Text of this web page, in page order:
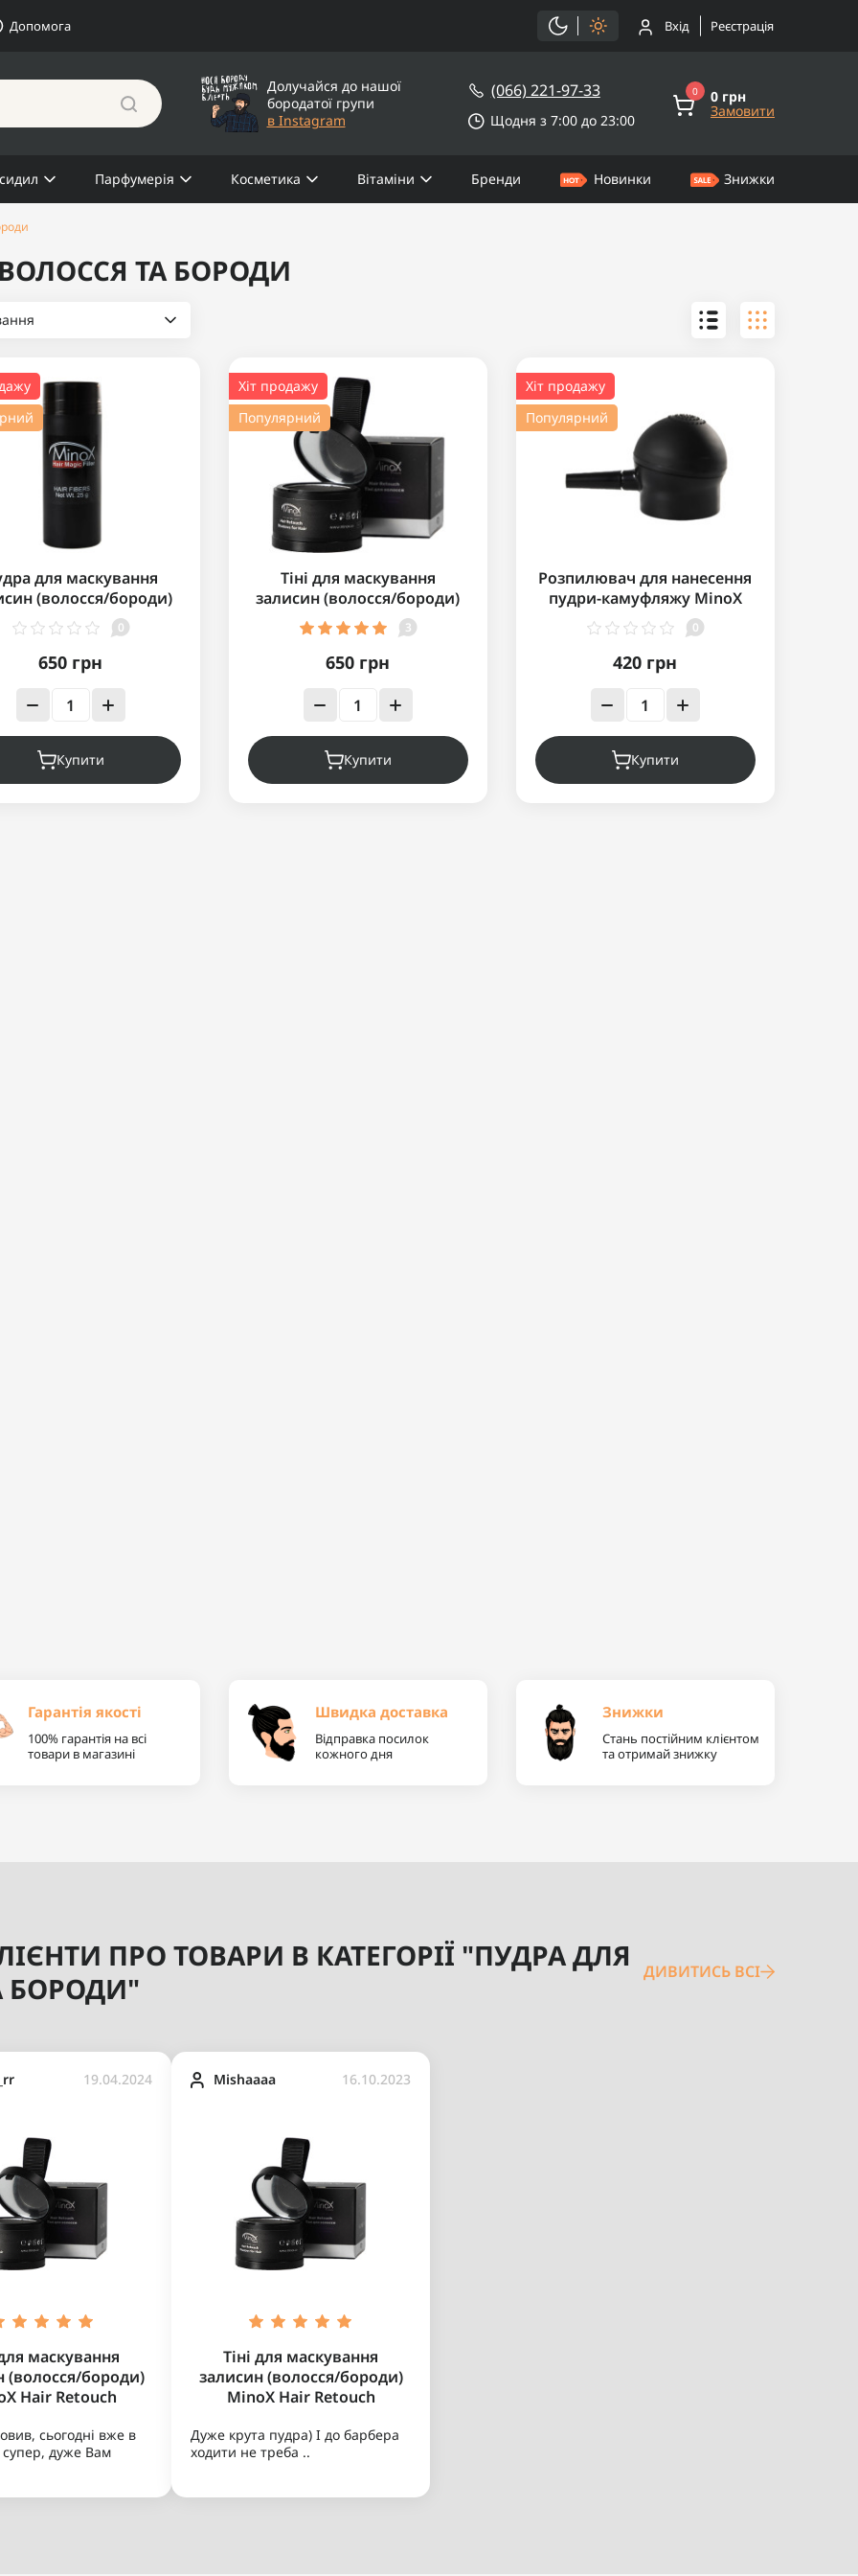
Допомога Вхід Реєстрація
Долучайся до нашої
бородатої групи
в Instagram
(066) 221-97-33
Щодня з 7:00 до 23:00
0 0 грн
Замовити
Парфумерія Косметика Вітаміни Бренди Новинки Знижки
ТА БОРОДИ
для маскування
(волосся/бороди)
Minox Hair Magic 25г
0
650 грн
Купити
Хіт продажу
Популярний
Тіні для маскування
залисин (волосся/бороди)
MinoX Hair Retouch
3
650 грн
Купити
Хіт продажу
Популярний
Розпилювач для нанесення
пудри-камуфляжу MinoX
Hair Magic
0
420 грн
Купити
Гарантія якості
100% гарантія на всі
товари в магазині
Швидка доставка
Відправка посилок
кожного дня
Знижки
Стань постійним клієнтом
та отримай знижку
ПРО ТОВАРИ В КАТЕГОРІЇ "ПУДРА ДЛЯ
БОРОДИ"
ДИВИТИСЬ ВСІ
19.04.2024
маскування
(волосся/бороди)
Hair Retouch
сьогодні вже в
супер, дуже Вам
Mishaaaa 16.10.2023
Тіні для маскування
залисин (волосся/бороди)
MinoX Hair Retouch
Дуже крута пудра) І до барбера
ходити не треба ..